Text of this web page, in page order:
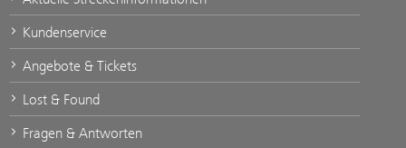
Kundenservice
Angebote & Tickets
Lost & Found
Fragen & Antworten